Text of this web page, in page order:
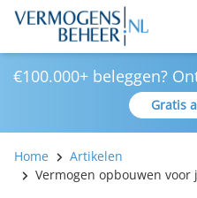
€100.000+ beleggen?
Gratis
Home
Artikelen
Vermogen opbouwen voor